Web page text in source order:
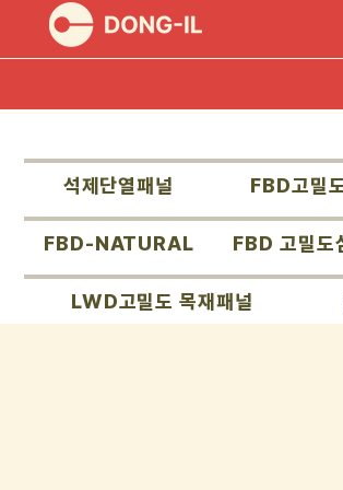
석제단열패널 FBD고밀
FBD-NATURAL FBD 고밀도
LWD고밀도 목재패널